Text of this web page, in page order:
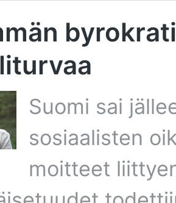
Suomi sai
sosiaalisten
moitteet